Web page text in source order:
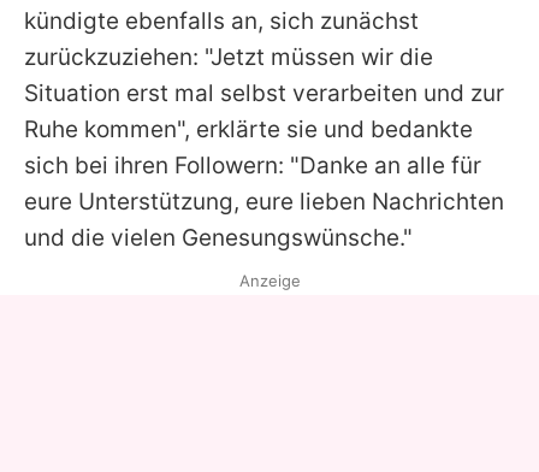
kündigte ebenfalls an, sich zunächst
zurückzuziehen: "Jetzt müssen wir die
Situation erst mal selbst verarbeiten und zur
Ruhe kommen", erklärte sie und bedankte
sich bei ihren Followern: "Danke an alle für
eure Unterstützung, eure lieben Nachrichten
und die vielen Genesungswünsche."
Anzeige